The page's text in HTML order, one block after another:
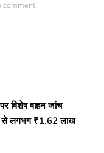
comment!
विशेष वाहन जांच
से लगभग ₹1.62 लाख